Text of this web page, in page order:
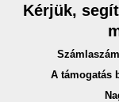
Kérjük,
A támogatás